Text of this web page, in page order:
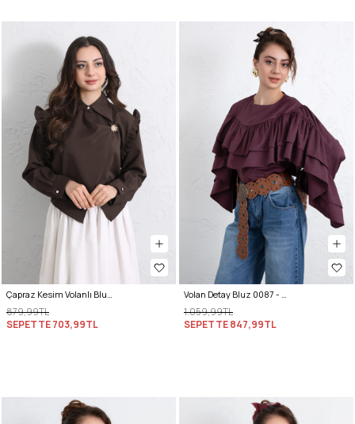
Çapraz Kesim Volanlı Bluz Y0070 - KAHVERENGİ
879,99TL
SEPETTE703,99TL
Volan Detay Bluz 0087 - MÜRDÜM
1.059,99TL
SEPETTE847,99TL